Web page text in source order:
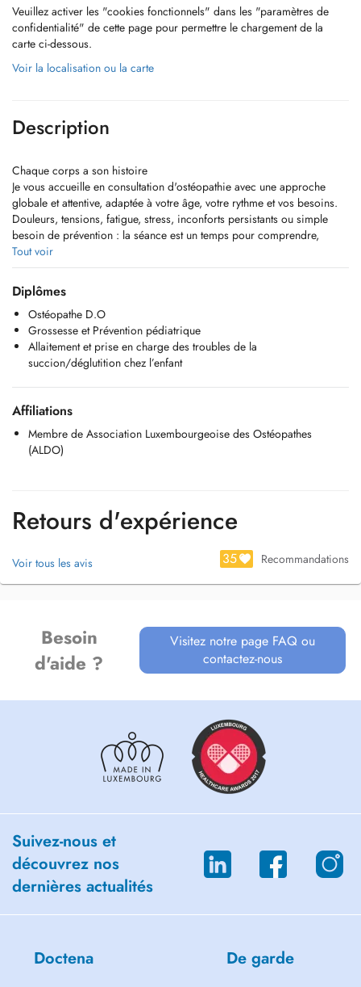
Veuillez activer les "cookies fonctionnels" dans les "paramètres de
confidentialité" de cette page pour permettre le chargement de la
carte ci-dessous.
Voir la localisation ou la carte
Description
Chaque corps a son histoire
Je vous accueille en consultation d'ostéopathie avec une approche
globale et attentive, adaptée à votre âge, votre rythme et vos besoins.
Douleurs, tensions, fatigue, stress, inconforts persistants ou simple
besoin de prévention : la séance est un temps pour comprendre,
traiter et vous aider à retrouver plus de mobilité, de confort et
d'équilibre au quotidien.
Tout voir
Diplômes
Ostéopathe D.O
Grossesse et Prévention pédiatrique
Allaitement et prise en charge des troubles de la
succion/déglutition chez l’enfant
Affiliations
Membre de Association Luxembourgeoise des Ostéopathes
(ALDO)
Retours d'expérience
Voir tous les avis 35 Recommandations
Besoin
d'aide ?
Visitez notre page FAQ ou
contactez-nous
Suivez-nous et
découvrez nos
dernières actualités
Doctena De garde